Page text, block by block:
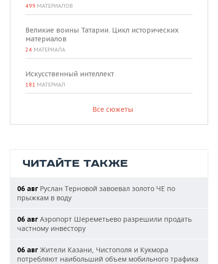
499 МАТЕРИАЛОВ
Великие воины Татарии. Цикл исторических
материалов
24 МАТЕРИАЛА
Искусственный интеллект
181 МАТЕРИАЛ
Все сюжеты
ЧИТАЙТЕ ТАКЖЕ
06 авг Руслан Терновой завоевал золото ЧЕ по
прыжкам в воду
06 авг Аэропорт Шереметьево разрешили продать
частному инвестору
06 авг Жители Казани, Чистополя и Кукмора
потребляют наибольший объем мобильного трафика